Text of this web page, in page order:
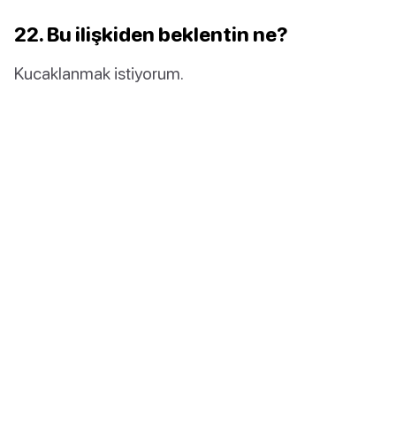
22. Bu ilişkiden beklentin ne?
Kucaklanmak istiyorum.